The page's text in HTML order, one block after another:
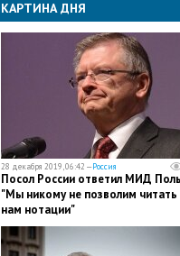
КАРТИНА ДНЯ
28 декабря 2019, 06:42 —Россия
Посол России ответил МИД
"Мы никому не позволим читать
нам нотации"